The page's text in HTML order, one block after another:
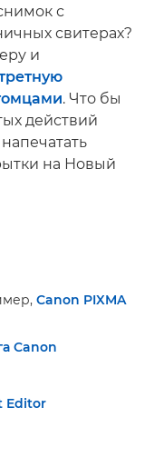
с
свитерах?
и
. Что бы
действий
на Новый
Canon PIXMA
Canon
Editor